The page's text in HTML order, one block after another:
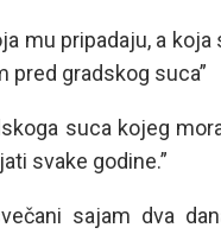
mu pripadaju, a
pred gradskog suca”
suca kojeg
svake godine.”
sajam dva